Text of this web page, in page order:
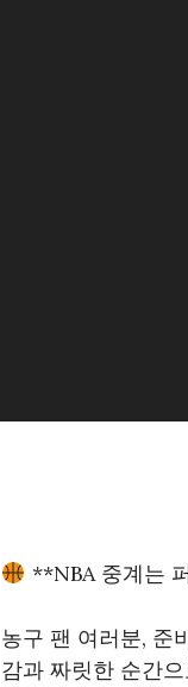
**NBA 중계는
농구 팬 여러분, 준
감과 짜릿한 순간